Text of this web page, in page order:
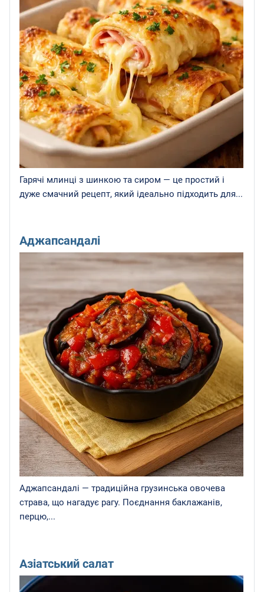
Гарячі млинці з шинкою та сиром — це простий і
дуже смачний рецепт, який ідеально підходить для...
Аджапсандалі
Аджапсандалі — традиційна грузинська овочева
страва, що нагадує рагу. Поєднання баклажанів,
перцю,...
Азіатський салат